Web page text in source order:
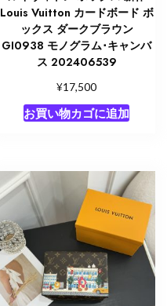
Louis Vuitton カードボード ボ
ックス ダークブラウン
GI0938 モノグラム･キャンバ
ス 202406539
¥17,500
お買い物カゴに追加